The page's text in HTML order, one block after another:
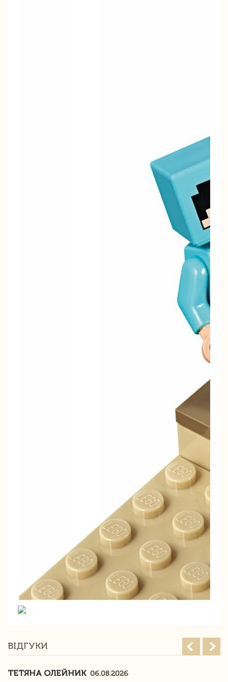
ВІДГУКИ
ТЕТЯНА ОЛЕЙНИК 06.08.2026